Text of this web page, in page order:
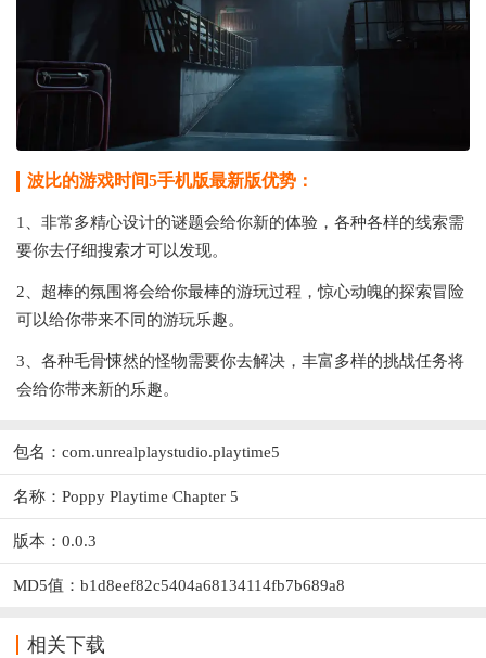
波比的游戏时间5手机版最新版优势：
1、非常多精心设计的谜题会给你新的体验，各种各样的线索需
要你去仔细搜索才可以发现。
2、超棒的氛围将会给你最棒的游玩过程，惊心动魄的探索冒险
可以给你带来不同的游玩乐趣。
3、各种毛骨悚然的怪物需要你去解决，丰富多样的挑战任务将
会给你带来新的乐趣。
包名：com.unrealplaystudio.playtime5
名称：Poppy Playtime Chapter 5
版本：0.0.3
MD5值：b1d8eef82c5404a68134114fb7b689a8
相关下载